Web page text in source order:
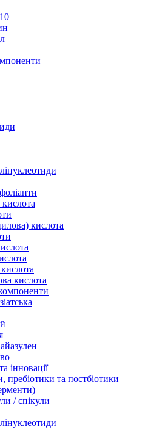
кислота
кислота
кислота
інновації
пребіотики та постбіотики
/ спікули